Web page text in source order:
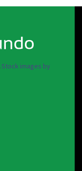
Stock images by